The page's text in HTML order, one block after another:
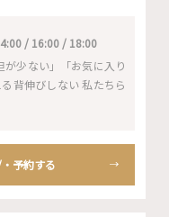
/ 16:00 / 18:00
が少ない」「お気に入り
背伸びしない 私たちら
予約する